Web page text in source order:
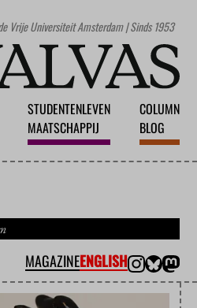
Vrije Universiteit Amsterdam | Sinds 1953
STUDENTENLEVEN
MAATSCHAPPIJ
COLUMN
BLOG
MAGAZINEENGLISH